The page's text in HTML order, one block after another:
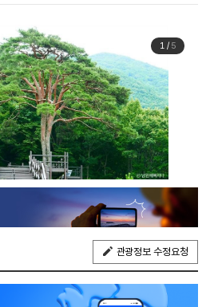
1/ 5
관광정보 수정요청